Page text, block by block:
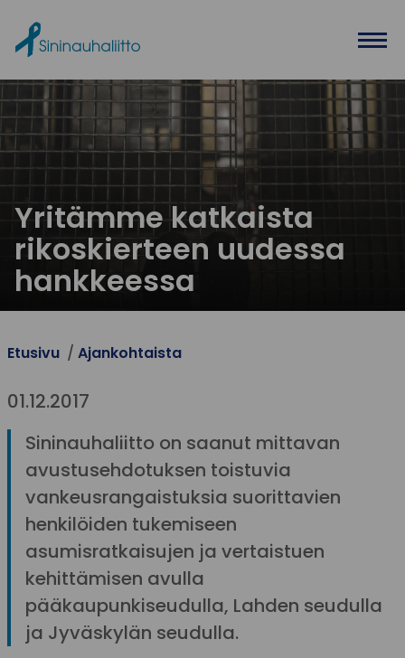
Yritämme katkaista
rikoskierteen uudessa
hankkeessa
Etusivu Ajankohtaista
01.12.2017
Sininauhaliitto on saanut mittavan
avustusehdotuksen toistuvia
vankeusrangaistuksia suorittavien
henkilöiden tukemiseen
asumisratkaisujen ja vertaistuen
kehittämisen avulla
pääkaupunkiseudulla, Lahden seudulla
ja Jyväskylän seudulla.